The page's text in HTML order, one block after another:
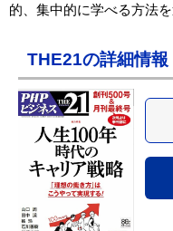
的、集中的に学べる方法を
THE21の詳細情報